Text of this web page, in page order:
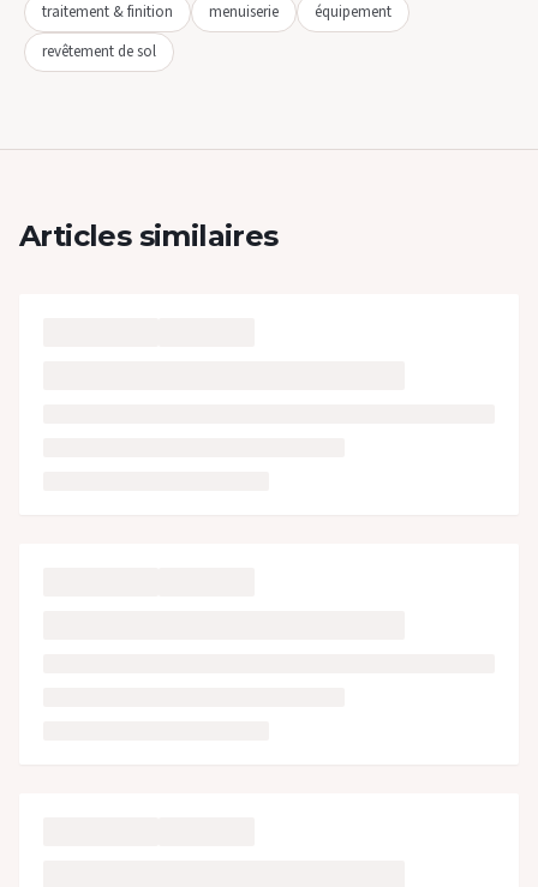
traitement & finition menuiserie
équipement
revêtement de sol
Articles similaires